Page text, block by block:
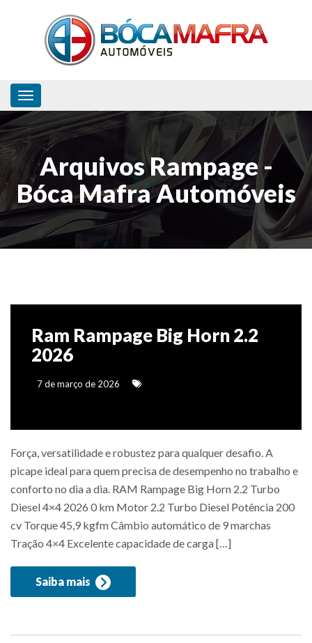
Toggle navigation
Arquivos Rampage -
Bóca Mafra Automóveis
Ram Rampage Big Horn 2.2
2026
7 de março de 2026
Força, versatilidade e robustez para qualquer desafio. A
picape ideal para quem precisa de desempenho no trabalho e
conforto no dia a dia. RAM Rampage Big Horn 2.2 Turbo
Diesel 4×4 2026 0 km Motor 2.2 Turbo Diesel Potência 200
cv Torque 45,9 kgfm Câmbio automático de 9 marchas
Tração 4×4 Excelente capacidade de carga […]
Saiba mais